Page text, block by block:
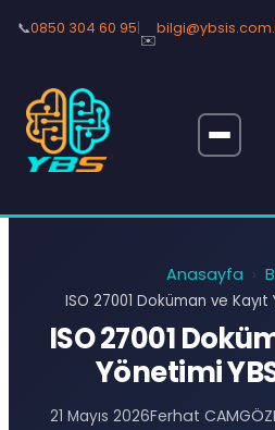
📞0850 304 60 95|
✉️
Anasayfa ›
ISO 27001 Doküman ve
ISO 27001
Yönetimi
21 Mayıs 2026Ferhat CAMGÖZ